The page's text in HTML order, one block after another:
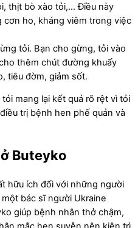
thịt bò xào tỏi,… Điều này
cơn ho, kháng viêm trong việc
tỏi. Bạn cho gừng, tỏi vào
thêm chút đường khuấy
tiêu đờm, giảm sốt.
mang lại kết quả rõ rệt vì tỏi
trị bệnh hen phế quản và
Buteyko
hữu ích đối với những người
bác sĩ người Ukraine
giúp bệnh nhân thở chậm,